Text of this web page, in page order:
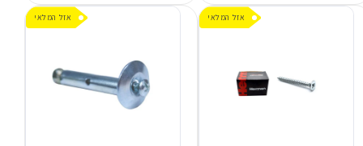
אזל המלאי אזל המלאי